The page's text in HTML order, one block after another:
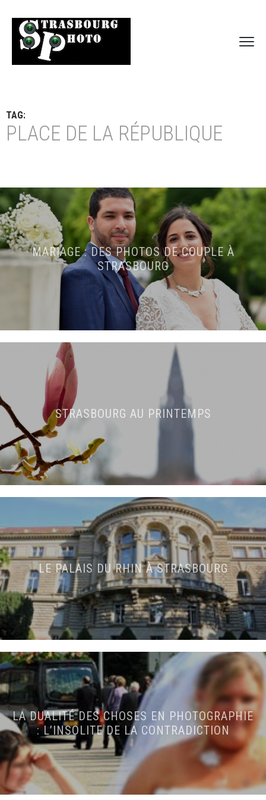
TAG:
PLACE DE LA RÉPUBLIQUE
MARIAGE : DES PHOTOS DE COUPLE À
STRASBOURG
STRASBOURG AU PRINTEMPS
LE PALAIS DU RHIN À STRASBOURG
LA DUALITÉ DES CHOSES EN PHOTOGRAPHIE
: L’INSOLITE DE LA CONTRADICTION